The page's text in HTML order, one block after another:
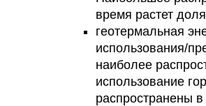
время растет
геотермальная
использования/
наиболее
использование
распространены в